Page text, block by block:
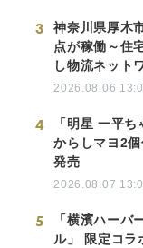
3
神奈川県厚木
点が稼働～住
し物流ネット
2026.08.06
4
「明星 一平
からしマヨ2
発売
2026.08.07
5
「横濱ハーバ
ル」 限定コ